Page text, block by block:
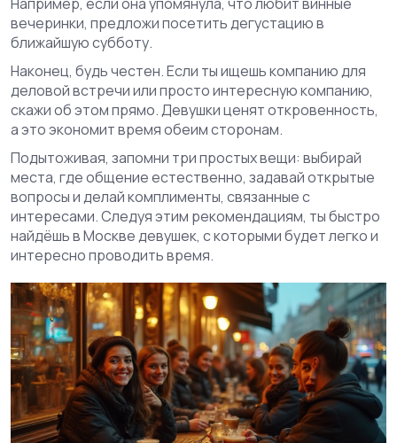
вечеринки, предложи посетить дегустацию в
ближайшую субботу.
Наконец, будь честен. Если ты ищешь компанию для
деловой встречи или просто интересную компанию,
скажи об этом прямо. Девушки ценят откровенность,
а это экономит время обеим сторонам.
Подытоживая, запомни три простых вещи: выбирай
места, где общение естественно, задавай открытые
вопросы и делай комплименты, связанные с
интересами. Следуя этим рекомендациям, ты быстро
найдёшь в Москве девушек, с которыми будет легко и
интересно проводить время.